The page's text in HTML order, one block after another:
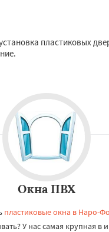
пластиковых
Окна ПВХ
пластиковые окна в Наро-
У нас самая крупная в